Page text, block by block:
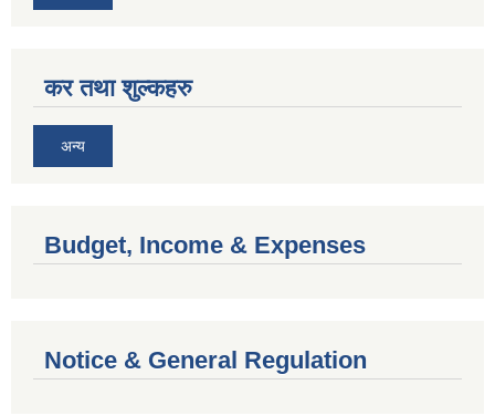
कर तथा शुल्कहरु
अन्य
Budget, Income & Expenses
Notice & General Regulation